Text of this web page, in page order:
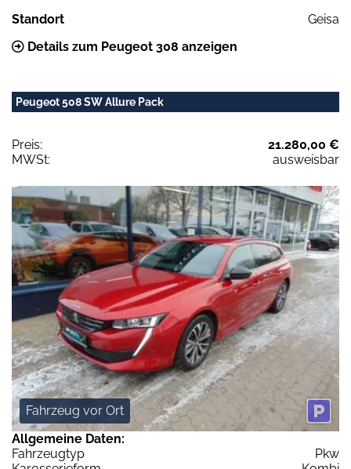
Standort
Geisa
Details zum Peugeot 308 anzeigen
Peugeot 508 SW Allure Pack
Preis:
21.280,00 €
MWSt:
ausweisbar
Fahrzeug vor Ort
Allgemeine Daten:
Fahrzeugtyp
Pkw